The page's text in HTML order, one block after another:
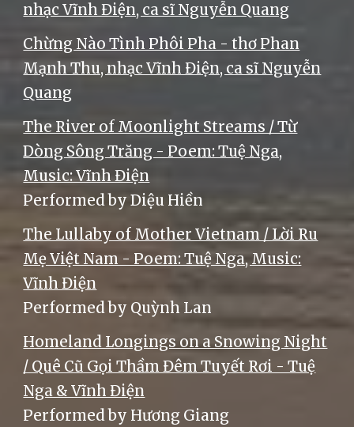
nhạc Vĩnh Điện, ca sĩ Nguyễn Quang
Chừng Nào Tình Phôi Pha - thơ Phan
Mạnh Thu, nhạc Vĩnh Điện, ca sĩ Nguyễn
Quang
The River of Moonlight Streams / Từ
Dòng Sông Trăng - Poem: Tuệ Nga,
Music: Vĩnh Điện
Performed by Diệu Hiền
The Lullaby of Mother Vietnam / Lời Ru
Mẹ Việt Nam - Poem: Tuệ Nga, Music:
Vĩnh Điện
Performed by Quỳnh Lan
Homeland Longings on a Snowing Night
/ Quê Cũ Gọi Thầm Đêm Tuyết Rơi - Tuệ
Nga & Vĩnh Điện
Performed by Hương Giang